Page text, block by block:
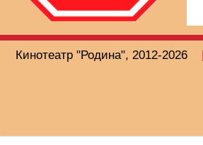
Кинотеатр "Родина", 2012-2026